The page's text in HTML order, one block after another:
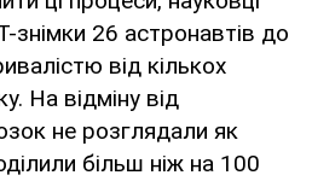
знімки 26 астронавтів до
від кількох
На відміну від
не розглядали як
більш ніж на 100